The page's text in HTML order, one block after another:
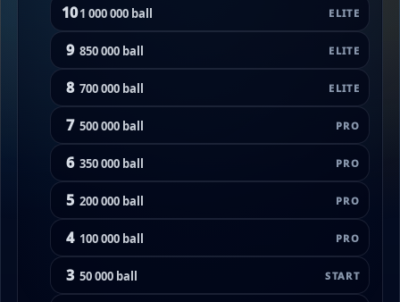
3 50 000 ball START
4 100 000 ball PRO
5 200 000 ball PRO
6 350 000 ball PRO
7 500 000 ball PRO
8 700 000 ball ELITE
9 850 000 ball ELITE
101 000 000 ball ELITE